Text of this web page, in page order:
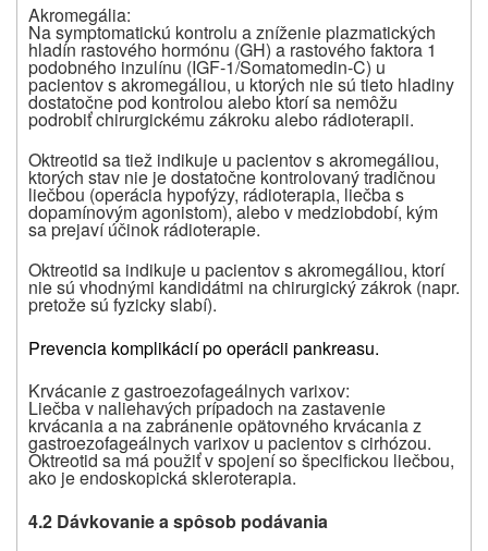
Akromegália:
Na symptomatickú kontrolu a zníženie plazmatických
hladín rastového hormónu (GH) a rastového faktora 1
podobného inzulínu (IGF-1/Somatomedin-C) u
pacientov s akromegáliou, u ktorých nie sú tieto hladiny
dostatočne pod kontrolou alebo ktorí sa nemôžu
podrobiť chirurgickému zákroku alebo rádioterapii.
Oktreotid sa tiež indikuje u pacientov s akromegáliou,
ktorých stav nie je dostatočne kontrolovaný tradičnou
liečbou (operácia hypofýzy, rádioterapia, liečba s
dopamínovým agonistom), alebo v medziobdobí, kým
sa prejaví účinok rádioterapie.
Oktreotid sa indikuje u pacientov s akromegáliou, ktorí
nie sú vhodnými kandidátmi na chirurgický zákrok (napr.
pretože sú fyzicky slabí).
Prevencia komplikácií po operácii pankreasu.
Krvácanie z gastroezofageálnych varixov:
Liečba v naliehavých prípadoch na zastavenie
krvácania a na zabránenie opätovného krvácania z
gastroezofageálnych varixov u pacientov s cirhózou.
Oktreotid sa má použiť v spojení so špecifickou liečbou,
ako je endoskopická skleroterapia.
4.2 Dávkovanie a spôsob podávania